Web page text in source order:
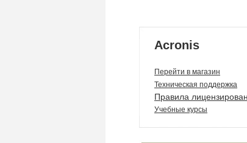
Перейти в магазин
Техническая поддержка
Правила
Учебные курсы